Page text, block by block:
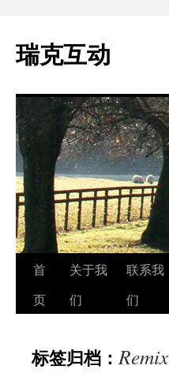
瑞克互动
跳
至
文
首
页
关于我
们
联系我
们
标签归档：Remix